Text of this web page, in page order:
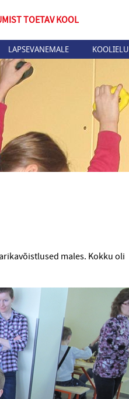
TOETAV KOOL
LAPSEVANEMALE KOOLIELU
males. Kokku oli